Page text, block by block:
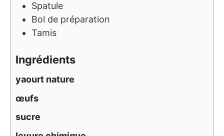
Spatule
Bol de préparation
Tamis
Ingrédients
yaourt nature
œufs
sucre